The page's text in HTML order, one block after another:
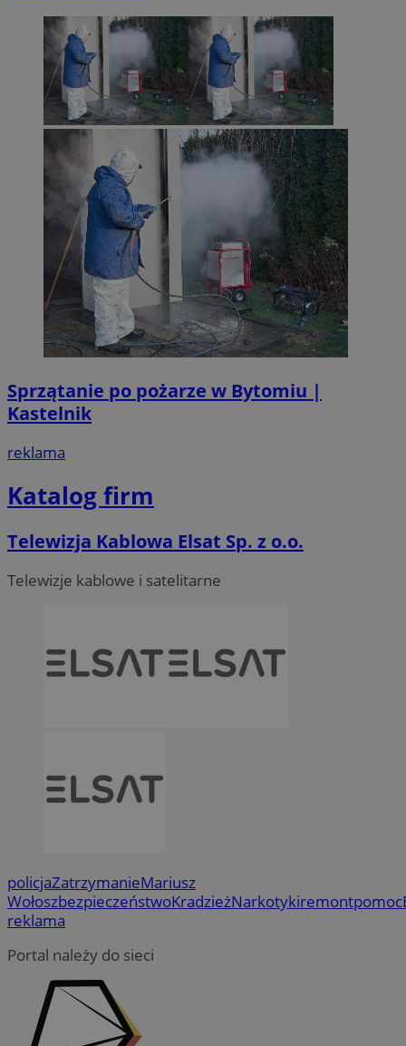
Sprzątanie po pożarze w Bytomiu |
Kastelnik
reklama
Katalog firm
Telewizja Kablowa Elsat Sp. z o.o.
Telewizje kablowe i satelitarne
policjaZatrzymanieMariusz
WołoszbezpieczeństwoKradzieżNarkotykiremontpomoc
reklama
Portal należy do sieci